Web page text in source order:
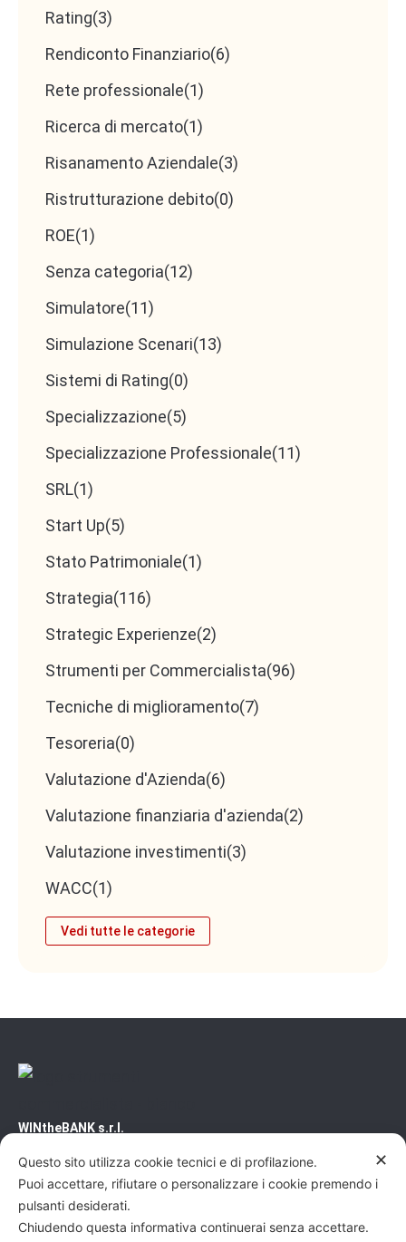
Rating(3)
Rendiconto Finanziario(6)
Rete professionale(1)
Ricerca di mercato(1)
Risanamento Aziendale(3)
Ristrutturazione debito(0)
ROE(1)
Senza categoria(12)
Simulatore(11)
Simulazione Scenari(13)
Sistemi di Rating(0)
Specializzazione(5)
Specializzazione Professionale(11)
SRL(1)
Start Up(5)
Stato Patrimoniale(1)
Strategia(116)
Strategic Experienze(2)
Strumenti per Commercialista(96)
Tecniche di miglioramento(7)
Tesoreria(0)
Valutazione d'Azienda(6)
Valutazione finanziaria d'azienda(2)
Valutazione investimenti(3)
WACC(1)
Vedi tutte le categorie
WINtheBANK s.r.l.
CF/PI 02500460031 - REA/NO 240200
Capitale Sociale: 10'000€
Pec: wtb@pec.it
✕
Questo sito utilizza cookie tecnici e di profilazione.
Puoi accettare, rifiutare o personalizzare i cookie premendo i
pulsanti desiderati.
Chiudendo questa informativa continuerai senza accettare.